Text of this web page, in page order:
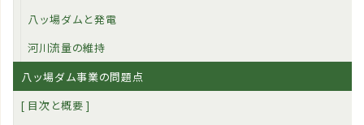
八ッ場ダムと発電
河川流量の維持
八ッ場ダム事業の問題点
[ 目次と概要 ]